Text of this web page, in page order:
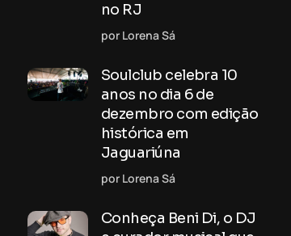
no RJ
por Lorena Sá
Soulclub celebra 10
anos no dia 6 de
dezembro com edição
histórica em
Jaguariúna
por Lorena Sá
Conheça Beni Di, o DJ